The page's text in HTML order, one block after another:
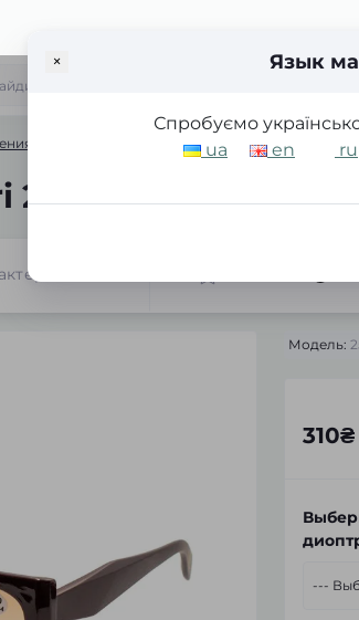
Готовые очки Favori 25705 тонированные
× Язык
Спробуємо
ua
en ru
25705
Модель:
310₴